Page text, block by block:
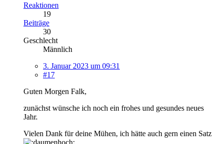
Reaktionen
19
Beiträge
30
Geschlecht
Männlich
3. Januar 2023 um 09:31
#17
Guten Morgen Falk,
zunächst wünsche ich noch ein frohes und gesundes neues
Jahr.
Vielen Dank für deine Mühen, ich hätte auch gern einen Satz